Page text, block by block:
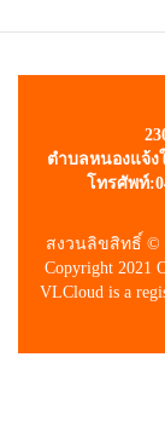
ตำบลหนองแจ้ง
โทรศัพท์
สงวนลิขสิทธิ์ ©
Copyright 2021
VLCloud is a